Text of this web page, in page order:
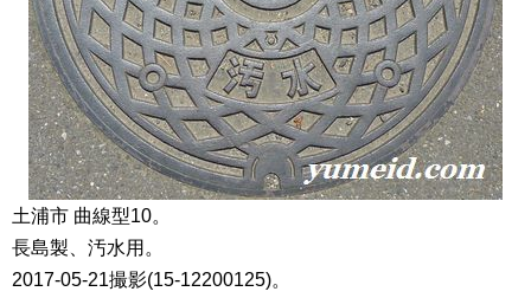
土浦市 曲線型10。
長島製、汚水用。
2017-05-21撮影(15-12200125)。